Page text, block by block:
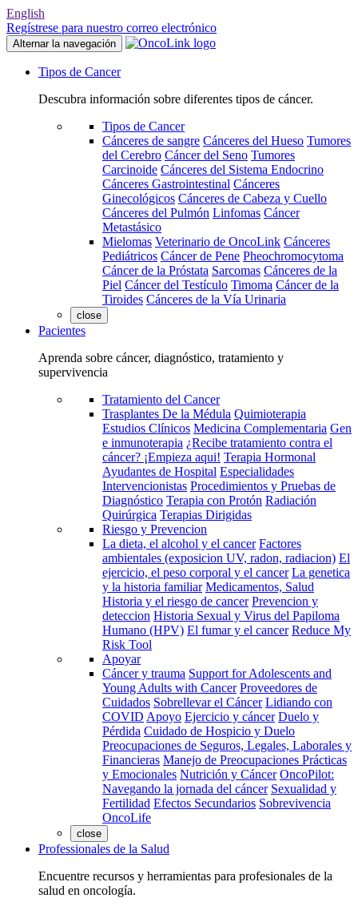
English
Regístrese para nuestro correo electrónico
Alternar la navegación
Tipos de Cancer
Descubra información sobre diferentes tipos de cáncer.
Tipos de Cancer
Cánceres de sangre Cánceres del Hueso Tumores
del Cerebro Cáncer del Seno Tumores
Carcinoide Cánceres del Sistema Endocrino
Cánceres Gastrointestinal Cánceres
Ginecológicos Cánceres de Cabeza y Cuello
Cánceres del Pulmón Linfomas Cáncer
Metastásico
Mielomas Veterinario de OncoLink Cánceres
Pediátricos Cáncer de Pene Pheochromocytoma
Cáncer de la Próstata Sarcomas Cánceres de la
Piel Cáncer del Testículo Timoma Cáncer de la
Tiroides Cánceres de la Vía Urinaria
close
Pacientes
Aprenda sobre cáncer, diagnóstico, tratamiento y
supervivencia
Tratamiento del Cancer
Trasplantes De la Médula Quimioterapia
Estudios Clínicos Medicina Complementaria Gen
e inmunoterapia ¿Recibe tratamiento contra el
cáncer? ¡Empieza aqui! Terapia Hormonal
Ayudantes de Hospital Especialidades
Intervencionistas Procedimientos y Pruebas de
Diagnóstico Terapia con Protón Radiación
Quirúrgica Terapias Dirigidas
Riesgo y Prevencion
La dieta, el alcohol y el cancer Factores
ambientales (exposicion UV, radon, radiacion) El
ejercicio, el peso corporal y el cancer La genetica
y la historia familiar Medicamentos, Salud
Historia y el riesgo de cancer Prevencion y
deteccion Historia Sexual y Virus del Papiloma
Humano (HPV) El fumar y el cancer Reduce My
Risk Tool
Apoyar
Cáncer y trauma Support for Adolescents and
Young Adults with Cancer Proveedores de
Cuidados Sobrellevar el Cáncer Lidiando con
COVID Apoyo Ejercicio y cáncer Duelo y
Pérdida Cuidado de Hospicio y Duelo
Preocupaciones de Seguros, Legales, Laborales y
Financieras Manejo de Preocupaciones Prácticas
y Emocionales Nutrición y Cáncer OncoPilot:
Navegando la jornada del cáncer Sexualidad y
Fertilidad Efectos Secundarios Sobrevivencia
OncoLife
close
Professionales de la Salud
Encuentre recursos y herramientas para profesionales de la
salud en oncología.